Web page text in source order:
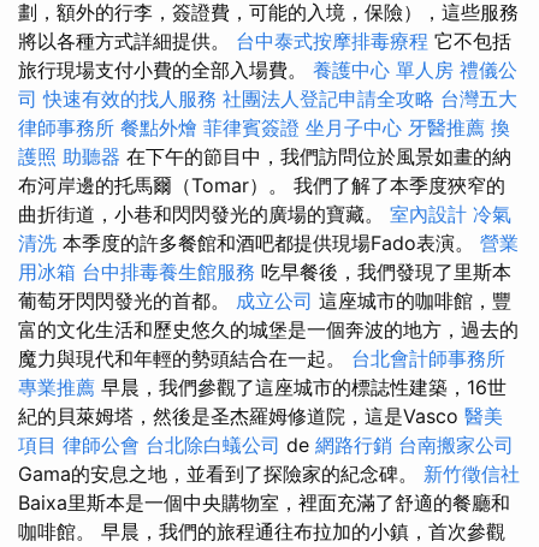
劃，額外的行李，簽證費，可能的入境，保險），這些服務
將以各種方式詳細提供。 台中泰式按摩排毒療程 它不包括
旅行現場支付小費的全部入場費。 養護中心 單人房 禮儀公
司 快速有效的找人服務 社團法人登記申請全攻略 台灣五大
律師事務所 餐點外燴 菲律賓簽證 坐月子中心 牙醫推薦 換
護照 助聽器 在下午的節目中，我們訪問位於風景如畫的納
布河岸邊的托馬爾（Tomar）。 我們了解了本季度狹窄的
曲折街道，小巷和閃閃發光的廣場的寶藏。 室內設計 冷氣
清洗 本季度的許多餐館和酒吧都提供現場Fado表演。 營業
用冰箱 台中排毒養生館服務 吃早餐後，我們發現了里斯本
葡萄牙閃閃發光的首都。 成立公司 這座城市的咖啡館，豐
富的文化生活和歷史悠久的城堡是一個奔波的地方，過去的
魔力與現代和年輕的勢頭結合在一起。 台北會計師事務所
專業推薦 早晨，我們參觀了這座城市的標誌性建築，16世
紀的貝萊姆塔，然後是圣杰羅姆修道院，這是Vasco 醫美
項目 律師公會 台北除白蟻公司 de 網路行銷 台南搬家公司
Gama的安息之地，並看到了探險家的紀念碑。 新竹徵信社
Baixa里斯本是一個中央購物室，裡面充滿了舒適的餐廳和
咖啡館。 早晨，我們的旅程通往布拉加的小鎮，首次參觀